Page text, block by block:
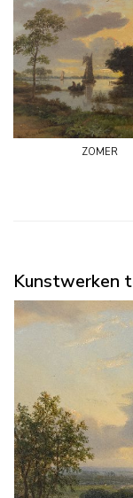
zomer
Kunstwerken